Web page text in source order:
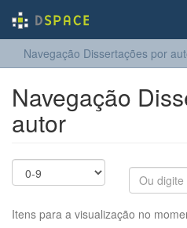
Navegação Dissertações por
Navegação
autor
Itens para a visualização no